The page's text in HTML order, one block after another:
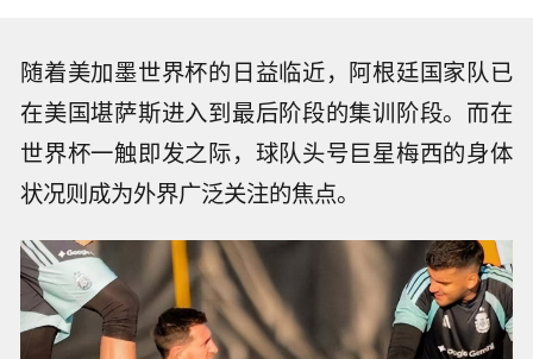
随着美加墨世界杯的日益临近，阿根廷国家队已
在美国堪萨斯进入到最后阶段的集训阶段。而在
世界杯一触即发之际，球队头号巨星梅西的身体
状况则成为外界广泛关注的焦点。